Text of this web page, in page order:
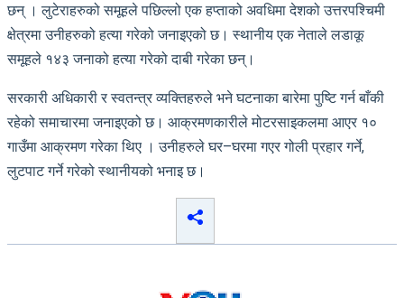
छन् । लुटेराहरुको समूहले पछिल्लो एक हप्ताको अवधिमा देशको उत्तरपश्चिमी
क्षेत्रमा उनीहरुको हत्या गरेको जनाइएको छ। स्थानीय एक नेताले लडाकू
समूहले १४३ जनाको हत्या गरेको दाबी गरेका छन्।
सरकारी अधिकारी र स्वतन्त्र व्यक्तिहरुले भने घटनाका बारेमा पुष्टि गर्न बाँकी
रहेको समाचारमा जनाइएको छ। आक्रमणकारीले मोटरसाइकलमा आएर १०
गाउँमा आक्रमण गरेका थिए । उनीहरुले घर–घरमा गएर गोली प्रहार गर्ने,
लुटपाट गर्ने गरेको स्थानीयको भनाइ छ।